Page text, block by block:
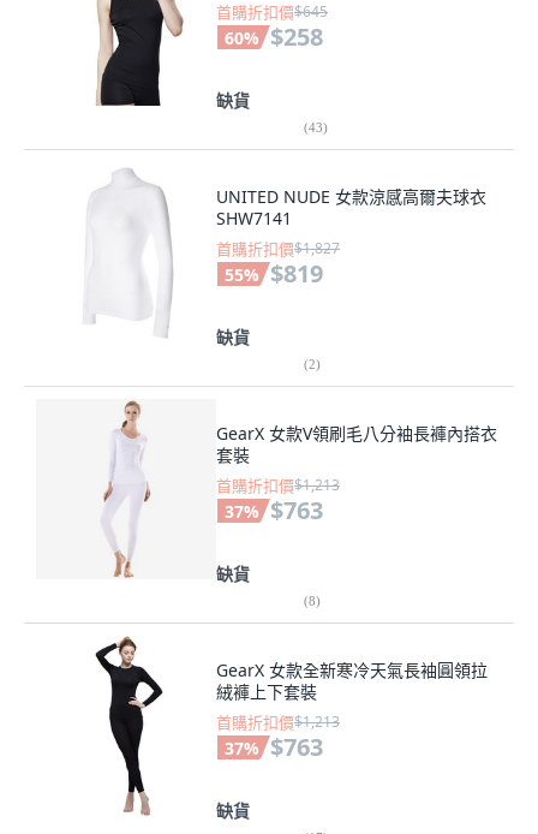
首購折扣價$645
60% $258
缺貨
(43)
UNITED NUDE 女款涼感高爾夫球衣
SHW7141
首購折扣價$1,827
55% $819
缺貨
(2)
GearX 女款V領刷毛八分袖長褲內搭衣
套裝
首購折扣價$1,213
37% $763
缺貨
(8)
GearX 女款全新寒冷天氣長袖圓領拉
絨褲上下套裝
首購折扣價$1,213
37% $763
缺貨